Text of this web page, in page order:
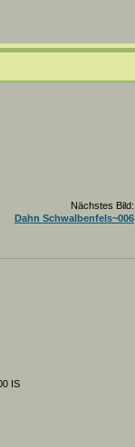
Nächstes Bild:
Dahn Schwalbenfels~006
IS